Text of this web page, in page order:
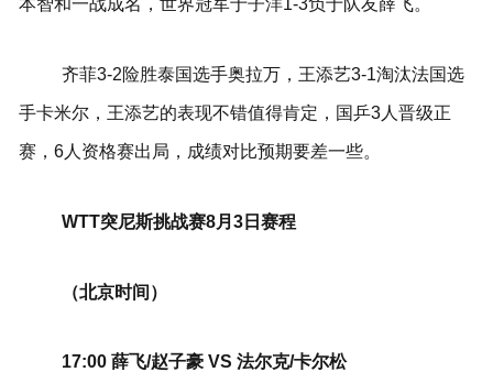
本智和一战成名，世界冠军于子洋1-3负于队友薛飞。
齐菲3-2险胜泰国选手奥拉万，王添艺3-1淘汰法国选
手卡米尔，王添艺的表现不错值得肯定，国乒3人晋级正
赛，6人资格赛出局，成绩对比预期要差一些。
WTT突尼斯挑战赛8月3日赛程
（北京时间）
17:00 薛飞/赵子豪 VS 法尔克/卡尔松